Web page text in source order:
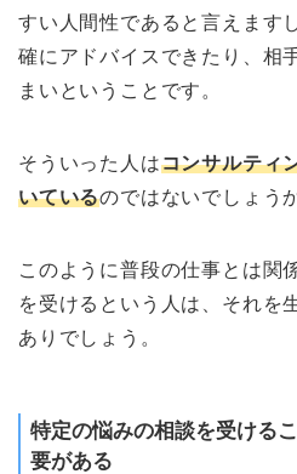
すい人間性であると言えます
確にアドバイスできたり、相
まいということです。
そういった人はコンサルティ
いているのではないでしょう
このように普段の仕事とは関
を受けるという人は、それを
ありでしょう。
特定の悩みの相談を受ける
要がある